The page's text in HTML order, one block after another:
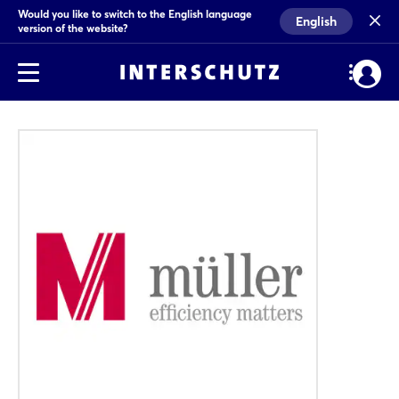
Would you like to switch to the English language
version of the website?
English